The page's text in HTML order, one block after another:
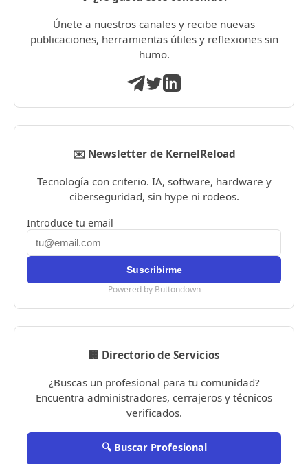
Únete a nuestros canales y recibe nuevas
publicaciones, herramientas útiles y reflexiones sin
humo.
✉️ Newsletter de KernelReload
Tecnología con criterio. IA, software, hardware y
ciberseguridad, sin hype ni rodeos.
Introduce tu email
Powered by Buttondown
🏢 Directorio de Servicios
¿Buscas un profesional para tu comunidad?
Encuentra administradores, cerrajeros y técnicos
verificados.
🔍 Buscar Profesional